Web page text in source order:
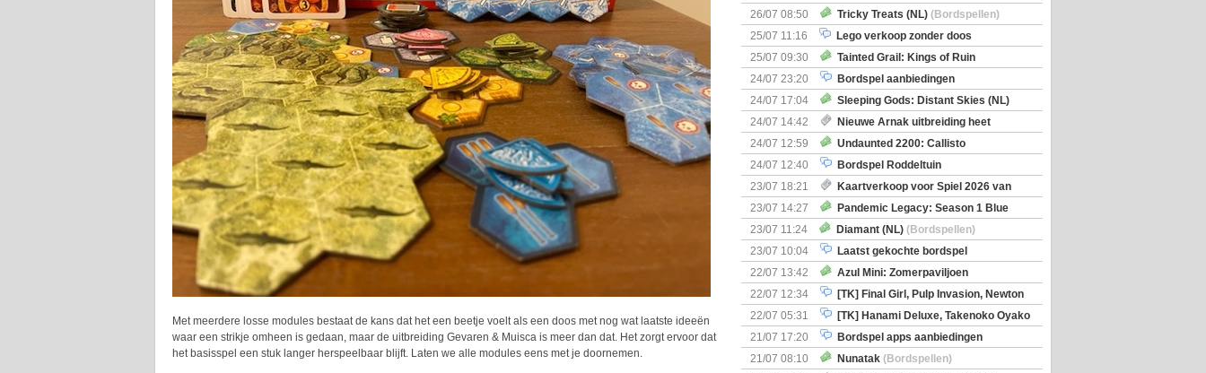
Met meerdere losse modules bestaat de kans dat het een beetje voelt als een doos met nog wat laatste ideeën
waar een strikje omheen is gedaan, maar de uitbreiding Gevaren & Muisca is meer dan dat. Het zorgt ervoor dat
het basisspel een stuk langer herspeelbaar blijft. Laten we alle modules eens met je doornemen.
26/07 08:50
Tricky Treats (NL) (Bordspellen)
25/07 11:16
Lego verkoop zonder doos
25/07 09:30
Tainted Grail: Kings of Ruin
Uitbreiding: Wyrd Encounters(Bordspellen)
24/07 23:20
Bordspel aanbiedingen
24/07 17:04
Sleeping Gods: Distant Skies (NL)
(Bordspellen)
24/07 14:42
Nieuwe Arnak uitbreiding heet
Surprise Shipments
24/07 12:59
Undaunted 2200: Callisto
(Bordspellen)
24/07 12:40
Bordspel Roddeltuin
23/07 18:21
Kaartverkoop voor Spiel 2026 van
start
23/07 14:27
Pandemic Legacy: Season 1 Blue
(Bordspellen)
23/07 11:24 Diamant (NL) (Bordspellen)
23/07 10:04
Laatst gekochte bordspel
22/07 13:42
Azul Mini: Zomerpaviljoen
(Bordspellen)
22/07 12:34
[TK] Final Girl, Pulp Invasion, Newton
& Great Discoveries
22/07 05:31
[TK] Hanami Deluxe, Takenoko Oyako
bigbox
21/07 17:20
Bordspel apps aanbiedingen
21/07 08:10
Nunatak (Bordspellen)